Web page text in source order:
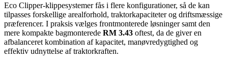
Eco Clipper-klippesystemer fås i flere konfigurationer, så de kan
tilpasses forskellige arealforhold, traktorkapaciteter og driftsmæssige
præferencer. I praksis vælges frontmonterede løsninger samt den
mere kompakte bagmonterede RM 3.43 oftest, da de giver en
afbalanceret kombination af kapacitet, manøvredygtighed og
effektiv udnyttelse af traktorkraften.